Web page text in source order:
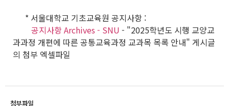
* 서울대학교 기초교육원 공지사항 :
공지사항 Archives - SNU - "2025학년도 시행 교양교
과과정 개편에 따른 공통교육과정 교과목 목록 안내" 게시글
의 첨부 엑셀파일